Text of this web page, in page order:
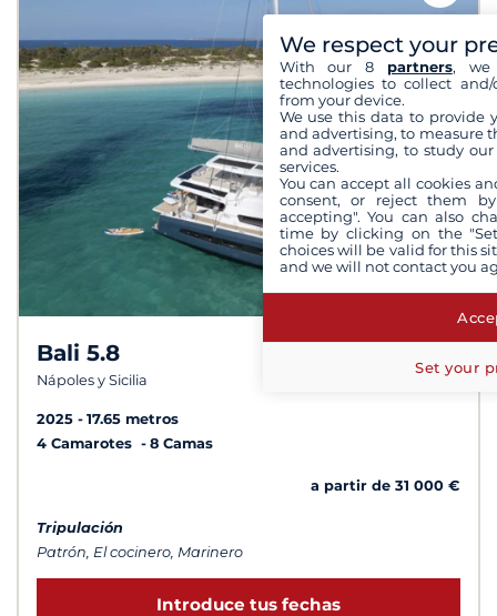
Bali 5.8
Nápoles y Sicilia
2025
17.65 metros
4 Camarotes
8 Camas
a partir de 31 000 €
Tripulación
Patrón, El cocinero, Marinero
Introduce tus fechas
We respect your
With our 8 partners, we
technologies to collect
from your device.
We use this data to provide
and advertising, to measure
and advertising, to study
services.
You can accept all cookies
consent, or reject them
accepting". You can also
time by clicking on the
choices will be valid for this
and we will not contact you
Set your